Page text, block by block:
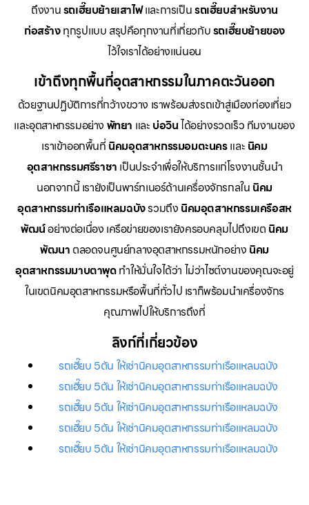
ถึงงานรถเฮี๊ยบย้ายเสาไฟและการเป็นรถเฮี๊ยบสำหรับงาน
ก่อสร้างทุกรูปแบบ สรุปคือทุกงานที่เกี่ยวกับรถเฮี๊ยบย้ายของ
ไว้ใจเราได้อย่างแน่นอน
เข้าถึงทุกพื้นที่อุตสาหกรรมในภาคตะวันออก
ด้วยฐานปฏิบัติการที่กว้างขวาง เราพร้อมส่งรถเข้าสู่เมืองท่องเที่ยว
และอุตสาหกรรมอย่าง พัทยา และ บ่อวินได้อย่างรวดเร็ว ทีมงานของ
เราเข้าออกพื้นที่ นิคมอุตสาหกรรมอมตะนครและ นิคม
อุตสาหกรรมศรีราชา เป็นประจำเพื่อให้บริการแก่โรงงานชั้นนำ
นอกจากนี้ เรายังเป็นพาร์ทเนอร์ด้านเครื่องจักรกลใน นิคม
อุตสาหกรรมท่าเรือแหลมฉบังรวมถึง นิคมอุตสาหกรรมเครือสห
พัฒน์อย่างต่อเนื่อง เครือข่ายของเรายังครอบคลุมไปถึงเขต นิคม
พัฒนา ตลอดจนศูนย์กลางอุตสาหกรรมหนักอย่าง นิคม
อุตสาหกรรมมาบตาพุดทำให้มั่นใจได้ว่า ไม่ว่าไซต์งานของคุณจะอยู่
ในเขตนิคมอุตสาหกรรมหรือพื้นที่ทั่วไป เราก็พร้อมนำเครื่องจักร
คุณภาพไปให้บริการถึงที่
ลิงก์ที่เกี่ยวข้อง
รถเฮี๊ยบ 5ตัน ให้เช่านิคมอุตสาหกรรมท่าเรือแหลมฉบัง
รถเฮี๊ยบ 5ตัน ให้เช่านิคมอุตสาหกรรมท่าเรือแหลมฉบัง
รถเฮี๊ยบ 5ตัน ให้เช่านิคมอุตสาหกรรมท่าเรือแหลมฉบัง
รถเฮี๊ยบ 5ตัน ให้เช่านิคมอุตสาหกรรมท่าเรือแหลมฉบัง
รถเฮี๊ยบ 5ตัน ให้เช่านิคมอุตสาหกรรมท่าเรือแหลมฉบัง